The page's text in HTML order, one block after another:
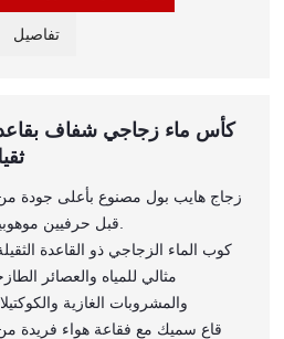
تفاصيل
كأس ماء زجاجي شفاف
مثالي للمياه والعصائر
والمشروبات الغازية